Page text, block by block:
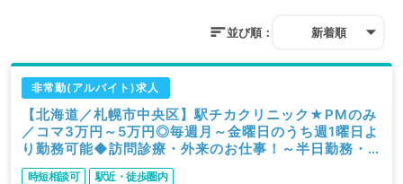
並び順： 新着順
非常勤(アルバイト)求人
【北海道／札幌市中央区】駅チカクリニック★PMのみ
／コマ3万円～5万円◎毎週月～金曜日のうち週1曜日よ
り勤務可能◆訪問診療・外来のお仕事！～半日勤務・
時短勤務相談可～（内科系、総合診療科／非常勤）
時短相談可 駅近・徒歩圏内